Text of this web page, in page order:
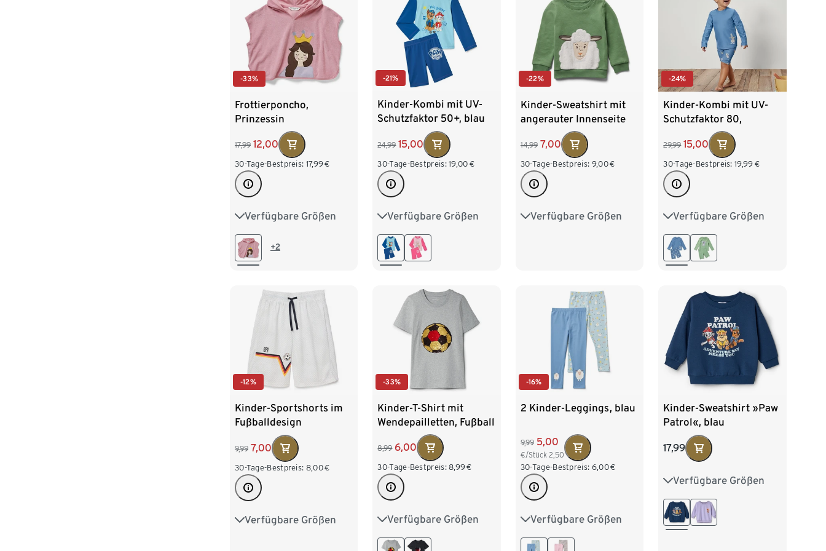
-33%
Frottierponcho,
Prinzessin
17,99 12,00
30-Tage-Bestpreis: 17,99€
Verfügbare Größen
74/80 86/92
98/104 +2
-21%
Kinder-Kombi mit UV-
Schutzfaktor 50+, blau
24,99 15,00
30-Tage-Bestpreis: 19,00 €
Verfügbare Größen
74/80 86/92
98/104
-22%
Kinder-Sweatshirt mit
angerauter Innenseite
14,99 7,00
30-Tage-Bestpreis: 9,00€
Verfügbare Größen
86/92 98/104
-24%
Kinder-Kombi mit UV-
Schutzfaktor 80,
29,99 15,00
30-Tage-Bestpreis: 19,99 €
Verfügbare Größen
74/80 86/92
98/104
-12%
Kinder-Sportshorts im
Fußballdesign
9,99 7,00
30-Tage-Bestpreis: 8,00€
Verfügbare Größen
98/104 110/116
-33%
Kinder-T-Shirt mit
Wendepailletten, Fußball
8,99 6,00
30-Tage-Bestpreis: 8,99€
Verfügbare Größen
98/104 110/116
122/128
-16%
2 Kinder-Leggings, blau
9,99 5,00
€/Stück 2,50
30-Tage-Bestpreis: 6,00€
Verfügbare Größen
50/56 62/68 74/80
86/92
Kinder-Sweatshirt »Paw
Patrol«, blau
17,99
Verfügbare Größen
86/92 98/104
110/116 122/128